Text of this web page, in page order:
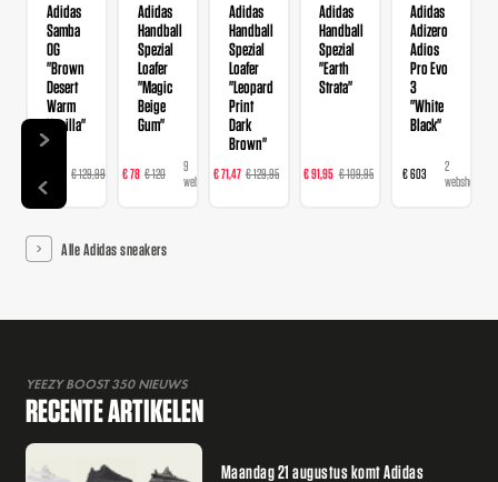
Adidas
Samba
OG
"Brown
Desert
Warm
Vanilla"
€ 129,99
14
webshops
Adidas
Handball
Spezial
Loafer
"Magic
Beige
Gum"
€ 78 € 120
9
webshops
Adidas
Handball
Spezial
Loafer
"Leopard
Print
Dark
Brown"
€ 71,47 € 129,95
webshops
Adidas
Handball
Spezial
"Earth
Strata"
€ 91,95 € 109,95
webshops
Adidas
Adizero
Adios
Pro Evo
3
"White
Black"
€ 603
2
webshops
Alle Adidas sneakers
YEEZY BOOST 350 NIEUWS
RECENTE ARTIKELEN
Maandag 21 augustus komt Adidas